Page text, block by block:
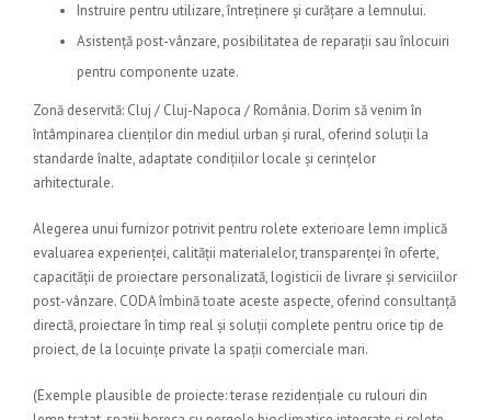
Instruire pentru utilizare, întreținere și curățare a lemnului.
Asistență post-vânzare, posibilitatea de reparații sau înlocuiri
pentru componente uzate.
Zonă deservită: Cluj / Cluj-Napoca / România. Dorim să venim în
întâmpinarea clienților din mediul urban și rural, oferind soluții la
standarde înalte, adaptate condițiilor locale și cerințelor
arhitecturale.
Alegerea unui furnizor potrivit pentru rolete exterioare lemn implică
evaluarea experienței, calității materialelor, transparenței în oferte,
capacității de proiectare personalizată, logisticii de livrare și serviciilor
post-vânzare. CODA îmbină toate aceste aspecte, oferind consultanță
directă, proiectare în timp real și soluții complete pentru orice tip de
proiect, de la locuințe private la spații comerciale mari.
(Exemple plausible de proiecte: terase rezidențiale cu rulouri din